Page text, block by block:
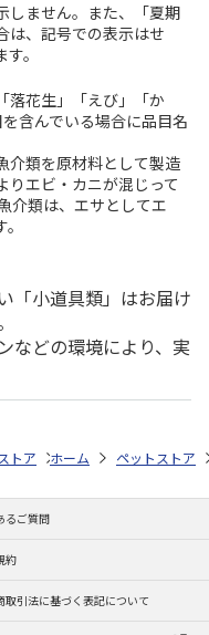
しません。また、「夏期
は、記号での表示はせ
。
落花生」「えび」「か
含んでいる場合に品目名
介類を原材料として製造
りエビ・カニが混じって
介類は、エサとしてエ
「小道具類」はお届け
などの環境により、実
ちゃ・おやつ（小動物用）
トア おもちゃ おもちゃ
ホーム ペットストア
るご質問
約
取引法に基づく表記について